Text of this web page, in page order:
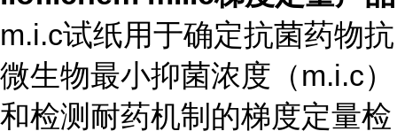
m.i.c试纸用于确定抗菌药物抗
微生物最小抑菌浓度（m.i.c）
和检测耐药机制的梯度定量检